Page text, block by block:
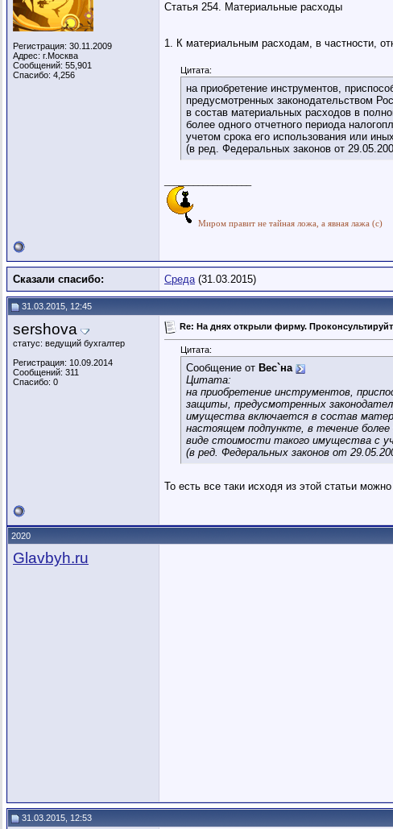
Регистрация: 30.11.2009
Адрес: г.Москва
Сообщений: 55,901
Спасибо: 4,256
Статья 254. Материальные расходы
1. К материальным расходам, в частности,
Цитата:
на приобретение инструментов,
предусмотренных законодательством
в состав материальных расходов в
более одного отчетного периода
учетом срока его использования или
(в ред. Федеральных законов от
Миром правит не тайная ложа, а явная лажа (с)
Сказали спасибо: Среда(31.03.2015)
31.03.2015, 12:45
sershova
статус: ведущий бухгалтер
Регистрация: 10.09.2014
Сообщений: 311
Спасибо: 0
Re: На днях открыли фирму.
Цитата:
Сообщение от Вес`на
Цитата:
на приобретение инструментов,
защиты, предусмотренных
имущества включается в состав
настоящем подпункте, в течение более
виде стоимости такого имущества с
(в ред. Федеральных законов от
То есть все таки исходя из этой статьи
2020
Glavbyh.ru
31.03.2015, 12:53